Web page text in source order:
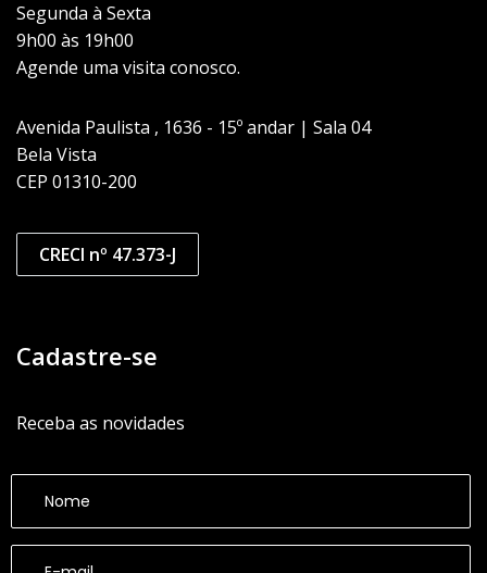
Segunda à Sexta
9h00 às 19h00
Agende uma visita conosco.
Avenida Paulista , 1636 - 15º andar | Sala 04
Bela Vista
CEP 01310-200
CRECI nº 47.373-J
Cadastre-se
Receba as novidades